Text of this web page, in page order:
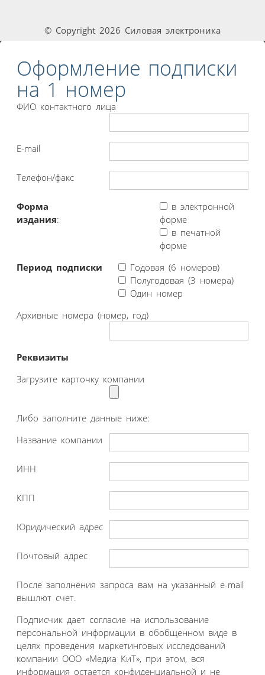
© Copyright 2026 Силовая электроника
Оформление подписки
на 1 номер
ФИО контактного лица
E-mail
Телефон/факс
Форма
издания:
в электронной
форме
в печатной
форме
Период подписки
Годовая (6 номеров)
Полугодовая (3 номера)
Один номер
Архивные номера (номер, год)
Реквизиты
Загрузите карточку компании
Либо заполните данные ниже:
Название компании
ИНН
КПП
Юридический адрес
Почтовый адрес
После заполнения запроса вам на указанный e-mail
вышлют счет.
Подписчик дает согласие на использование
персональной информации в обобщенном виде в
целях проведения маркетинговых исследований
компании ООО «Медиа КиТ», при этом, вся
информация остается конфиденциальной и не